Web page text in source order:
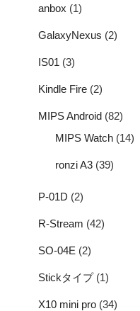
anbox (1)
GalaxyNexus (2)
IS01 (3)
Kindle Fire (2)
MIPS Android (82)
MIPS Watch (14)
ronzi A3 (39)
P-01D (2)
R-Stream (42)
SO-04E (2)
Stickタイプ(1)
X10 mini pro (34)